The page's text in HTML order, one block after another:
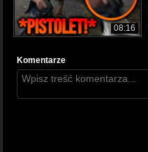
08:16
Komentarze